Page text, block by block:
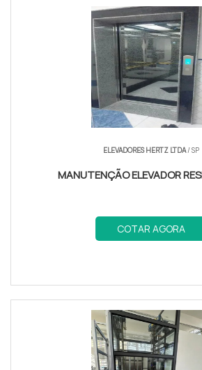
ELEVADORES HERTZ LTDA/ SP
MANUTENÇÃO ELEVADOR
COTAR AGORA